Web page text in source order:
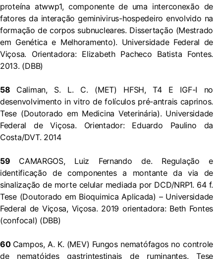
proteína atwwp1, componente de uma interconexão de
fatores da interação geminivirus-hospedeiro envolvido na
formação de corpos subnucleares. Dissertação (Mestrado
em Genética e Melhoramento). Universidade Federal de
Viçosa. Orientadora: Elizabeth Pacheco Batista Fontes.
2013. (DBB)
58 Caliman, S. L. C. (MET) HFSH, T4 E IGF-I no
desenvolvimento in vitro de folículos pré-antrais caprinos.
Tese (Doutorado em Medicina Veterinária). Universidade
Federal de Viçosa. Orientador: Eduardo Paulino da
Costa/DVT. 2014
59 CAMARGOS, Luiz Fernando de. Regulação e
identificação de componentes a montante da via de
sinalização de morte celular mediada por DCD/NRP1. 64 f.
Tese (Doutorado em Bioquimica Aplicada) – Universidade
Federal de Viçosa, Viçosa. 2019 orientadora: Beth Fontes
(confocal) (DBB)
60 Campos, A. K. (MEV) Fungos nematófagos no controle
de nematóides gastrintestinais de ruminantes. Tese